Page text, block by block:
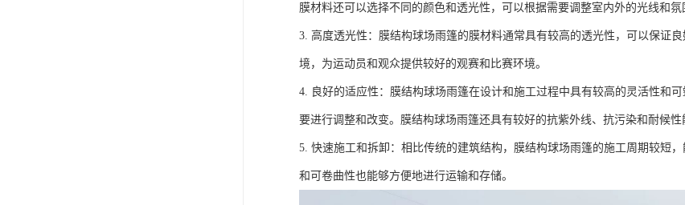
膜材料还可以选择不同的颜色和透光性，可以根据需要调整室内外的光线和氛
3. 高度透光性：膜结构球场雨篷的膜材料通常具有较高的透光性，可以保证
境，为运动员和观众提供较好的观赛和比赛环境。
4. 良好的适应性：膜结构球场雨篷在设计和施工过程中具有较高的灵活性和
要进行调整和改变。膜结构球场雨篷还具有较好的抗紫外线、抗污染和耐候性
5. 快速施工和拆卸：相比传统的建筑结构，膜结构球场雨篷的施工周期较短
和可卷曲性也能够方便地进行运输和存储。